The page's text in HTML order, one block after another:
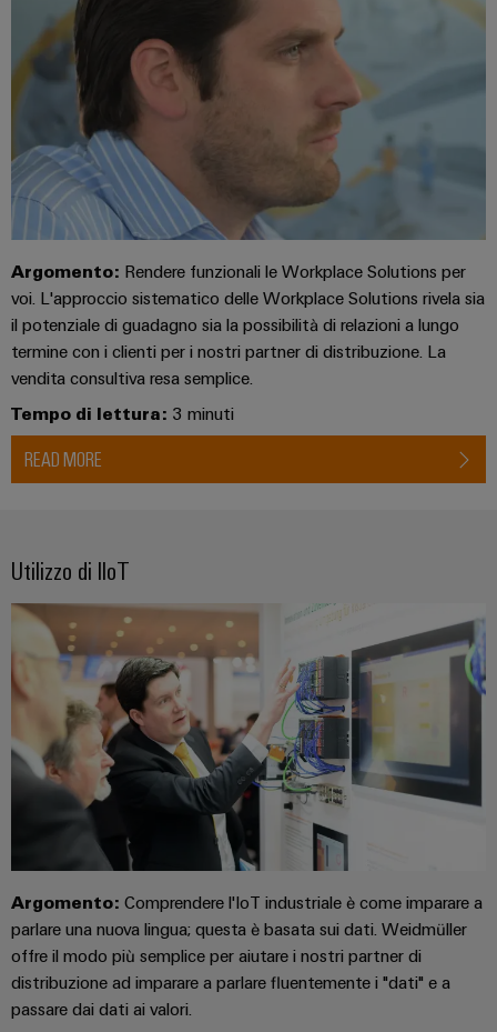
Argomento: Rendere funzionali le Workplace Solutions per
voi. L'approccio sistematico delle Workplace Solutions rivela sia
il potenziale di guadagno sia la possibilità di relazioni a lungo
termine con i clienti per i nostri partner di distribuzione. La
vendita consultiva resa semplice.
Tempo di lettura: 3 minuti
READ MORE
Utilizzo di IIoT
Argomento: Comprendere l'IoT industriale è come imparare a
parlare una nuova lingua; questa è basata sui dati. Weidmüller
offre il modo più semplice per aiutare i nostri partner di
distribuzione ad imparare a parlare fluentemente i "dati" e a
passare dai dati ai valori.